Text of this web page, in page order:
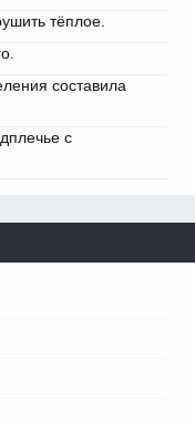
тёплое.
составила
с